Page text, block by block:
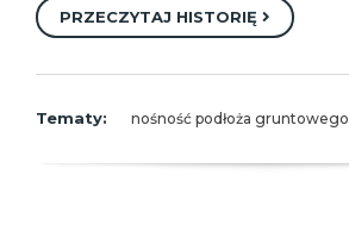
PRZECZYTAJ HISTORIĘ
Tematy: nośność podłoża gruntowego